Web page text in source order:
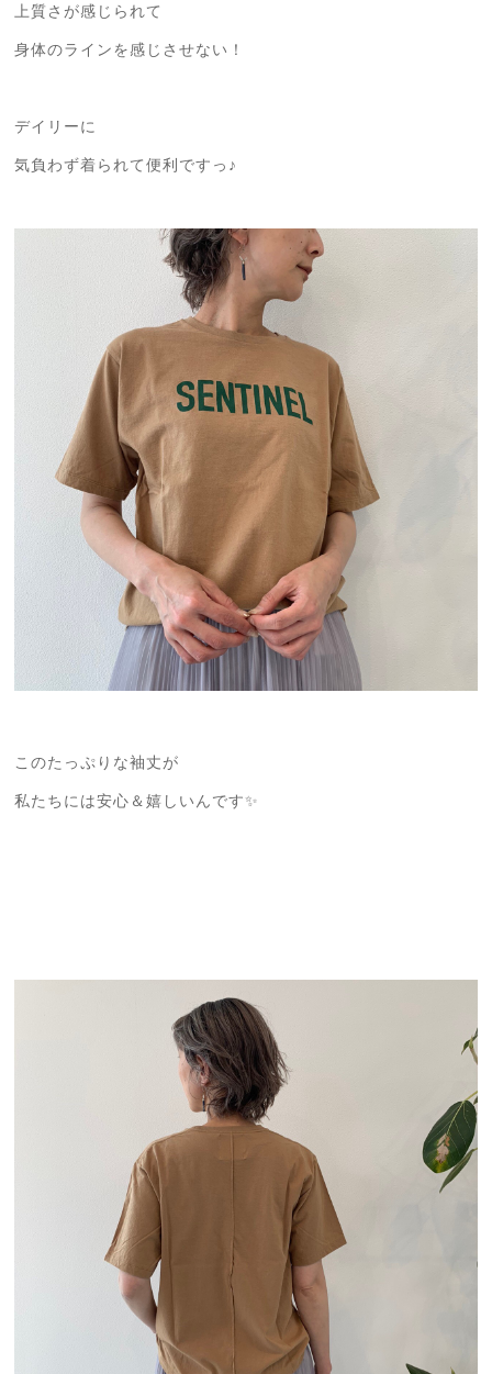
上質さが感じられて
身体のラインを感じさせない！
デイリーに
気負わず着られて便利ですっ♪
このたっぷりな袖丈が
私たちには安心＆嬉しいんです✨